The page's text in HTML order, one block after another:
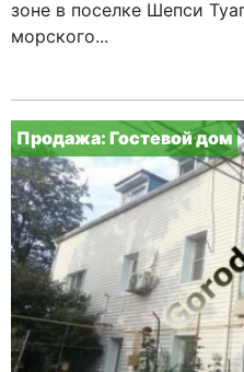
зоне в поселке Шепси
морского...
Продажа: Гостевой дом